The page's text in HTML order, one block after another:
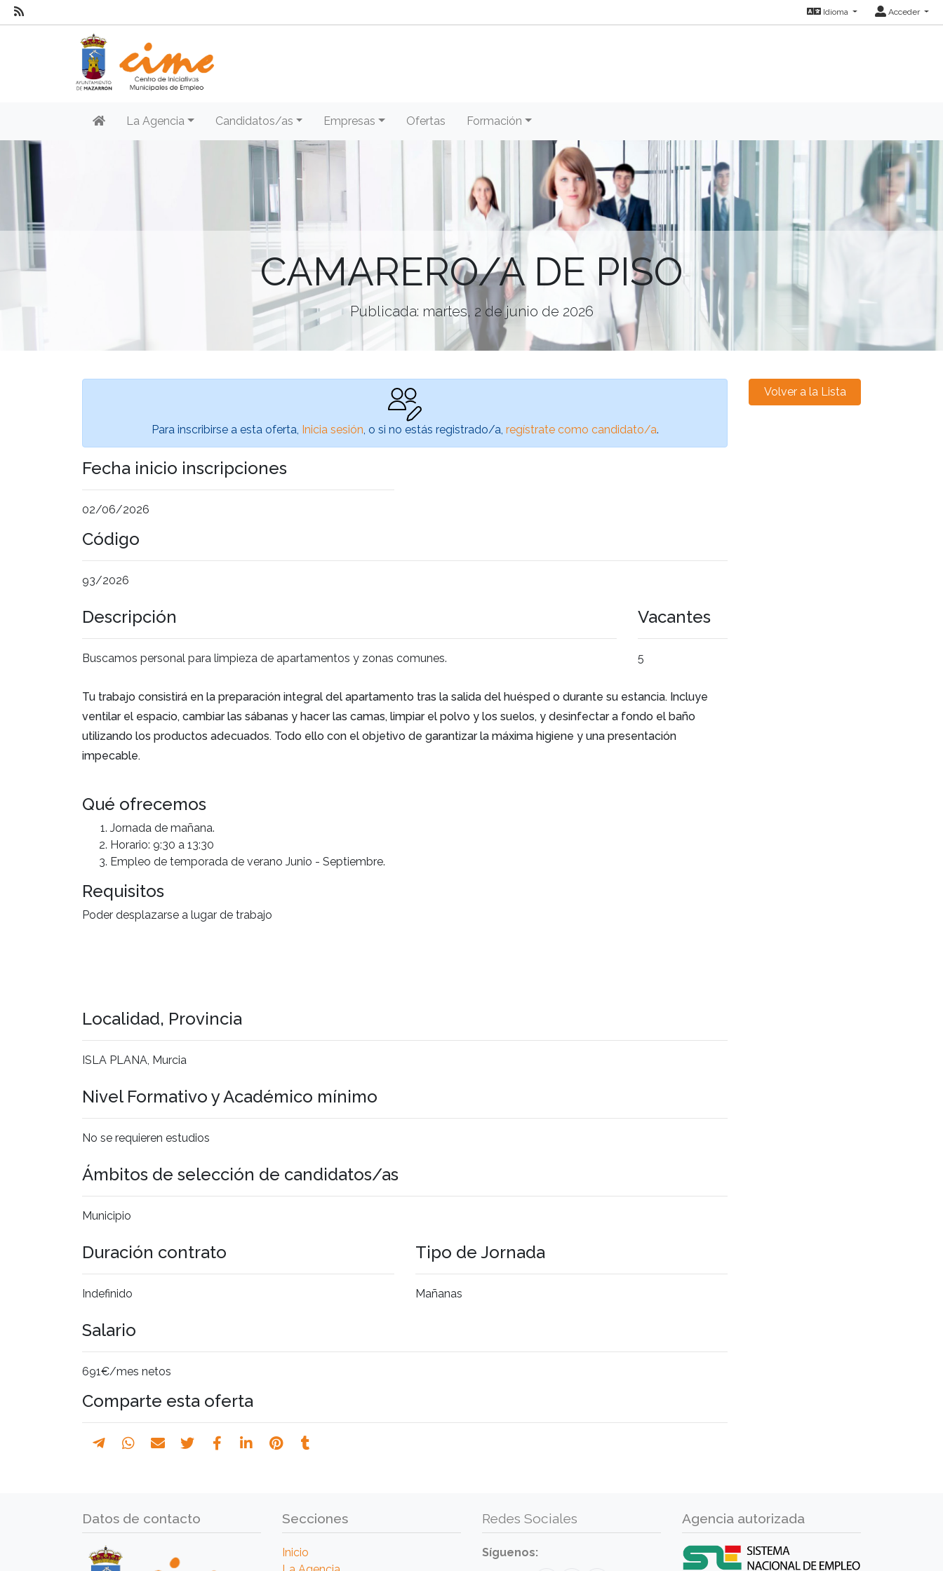
Idioma Acceder
La Agencia Candidatos/as Empresas Ofertas Formación
CAMARERO/A DE PISO
Publicada: martes, 2 de junio de 2026
Para inscribirse a esta oferta, Inicia sesión , o si no estás registrado/a, regístrate como candidato/a.
Fecha inicio inscripciones
02/06/2026
Código
93/2026
Descripción
Buscamos personal para limpieza de apartamentos y zonas comunes.
Vacantes
5
Tu trabajo consistirá en la preparación integral del apartamento tras la salida del huésped o durante su estancia. Incluye
ventilar el espacio, cambiar las sábanas y hacer las camas, limpiar el polvo y los suelos, y desinfectar a fondo el baño
utilizando los productos adecuados. Todo ello con el objetivo de garantizar la máxima higiene y una presentación
impecable.
Qué ofrecemos
Jornada de mañana.
Horario: 9:30 a 13:30
Empleo de temporada de verano Junio - Septiembre.
Requisitos
Poder desplazarse a lugar de trabajo
Localidad, Provincia
ISLA PLANA, Murcia
Nivel Formativo y Académico mínimo
No se requieren estudios
Ámbitos de selección de candidatos/as
Municipio
Duración contrato
Indefinido
Tipo de Jornada
Mañanas
Salario
691€/mes netos
Comparte esta oferta
Volver a la Lista
Datos de contacto Secciones
Inicio
Redes Sociales
Síguenos:
Agencia autorizada